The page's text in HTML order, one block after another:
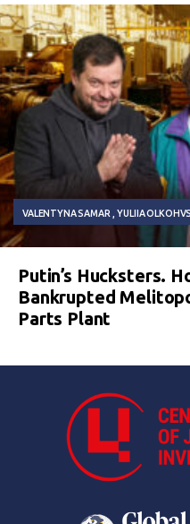
VALENTYNA SAMAR YULIIA
Putin’s Hucksters.
Bankrupted
Parts Plant